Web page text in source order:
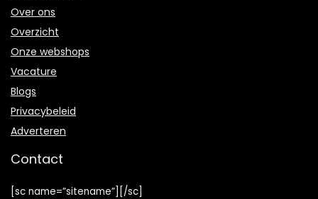
Over ons
Overzicht
Onze webshops
Vacature
Blogs
Privacybeleid
Adverteren
Contact
[sc name=”sitename”][/sc]